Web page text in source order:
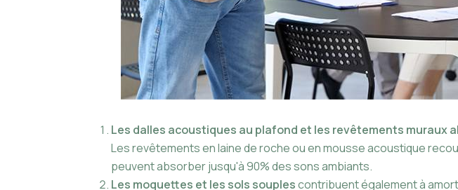
Les dalles acoustiques au plafond et les revêtements muraux
Les revêtements en laine de roche ou en mousse acoustique
peuvent absorber jusqu'à 90% des sons ambiants.
Les moquettes et les sols souplescontribuent également à